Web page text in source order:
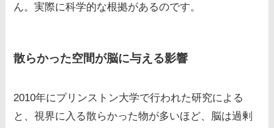
ん。実際に科学的な根拠があるのです。
散らかった空間が脳に与える影響
2010年にプリンストン大学で行われた研究による
と、視界に入る散らかった物が多いほど、脳は過剰